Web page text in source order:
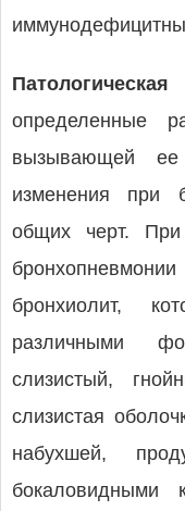
определенные
вызывающей ее
изменения при
общих черт.
бронхиолит,
различными
слизистый,
слизистая
набухшей,
бокаловидными